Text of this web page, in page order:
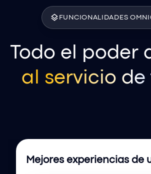
layers FUNCIONALIDADES
Todo el poder
al servicio de
Mejores experiencias de